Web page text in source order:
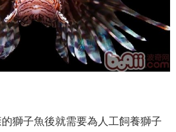
獅子魚後就需要為人工飼養獅子